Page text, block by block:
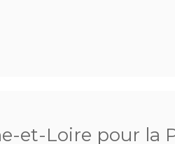
et-Loire pour la